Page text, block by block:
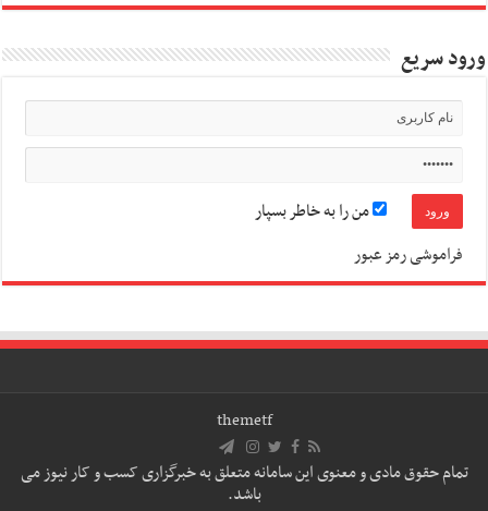
ورود سریع
من را به خاطر بسپار
فراموشی رمز عبور
themetf
تمام حقوق مادی و معنوی این سامانه متعلق به خبرگزاری کسب و کار نیوز می
باشد.